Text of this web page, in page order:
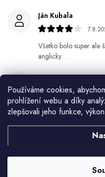
Používáme cookies,
prohlížení webu a díky
zlepšovali jeho funkce,
Ján Kubala
Všetko bolo super ale
anglicky .
Velmi rychlé odeslání.
HELENA